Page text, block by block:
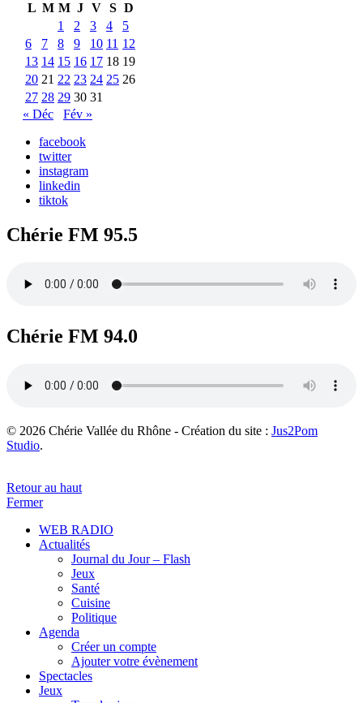
L M M J V S D
1
2 3 4
5
6
7 8 9 10 11 12
13 14 15 16 17 18 19
20 21 22 23 24 25 26
27 28 29 30 31
« Déc
Fév »
facebook
twitter
instagram
linkedin
tiktok
Chérie FM 95.5
Chérie FM 94.0
© 2026 Chérie Vallée du Rhône - Création du site : Jus2Pom
Studio.
Retour au haut
Fermer
WEB RADIO
Actualités
Journal du Jour – Flash
Jeux
Santé
Cuisine
Politique
Agenda
Créer un compte
Ajouter votre évènement
Spectacles
Jeux